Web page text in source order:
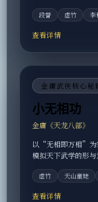
段誉 虚竹 李
查看详情
金庸武侠核心秘
小无相功
金庸《天龙八部》
以“无相即万相”为
模拟天下武学的形与
虚竹 天山童姥
查看详情